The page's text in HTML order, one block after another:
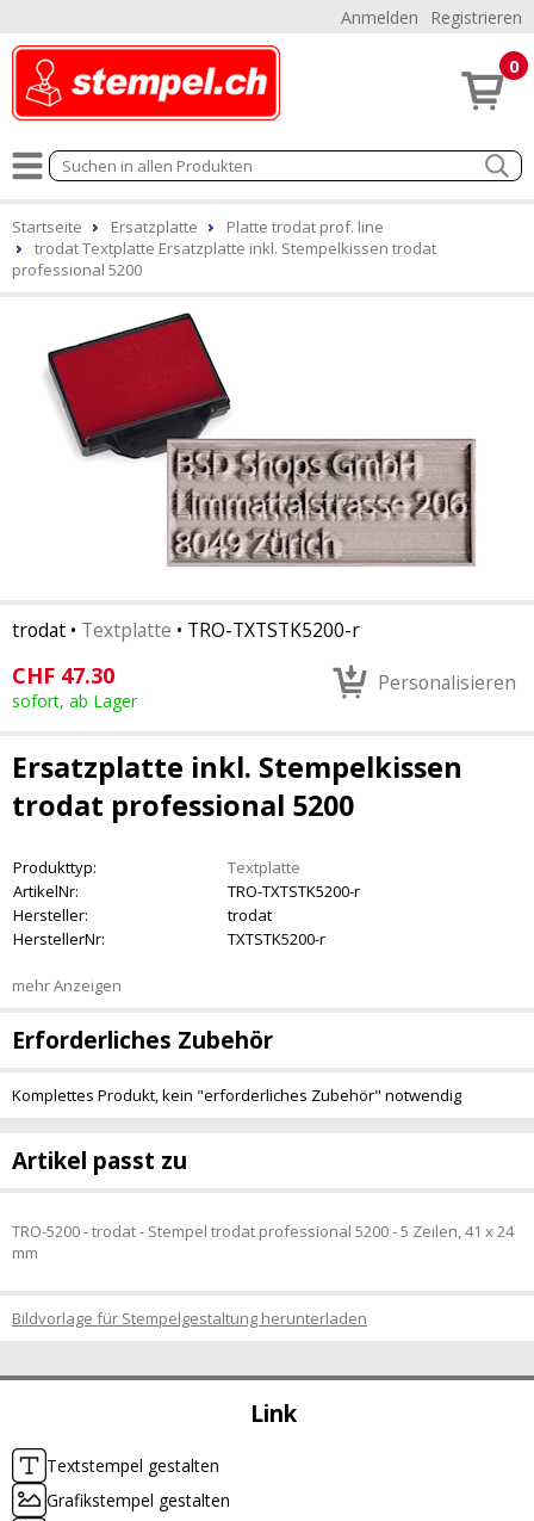
Anmelden Registrieren
0
Link
Textstempel gestalten
Grafikstempel gestalten
Startseite Ersatzplatte
Platte trodat prof. line
trodat Textplatte Ersatzplatte inkl. Stempelkissen trodat
professional 5200
trodat • Textplatte • TRO-TXTSTK5200-r
CHF 47.30
sofort, ab Lager
Personalisieren
Ersatzplatte inkl. Stempelkissen
trodat professional 5200
Produkttyp:
Textplatte
ArtikelNr:
TRO-TXTSTK5200-r
Hersteller:
trodat
HerstellerNr:
TXTSTK5200-r
mehr Anzeigen
Erforderliches Zubehör
Komplettes Produkt, kein "erforderliches Zubehör" notwendig
Artikel passt zu
TRO-5200 - trodat - Stempel trodat professional 5200 - 5 Zeilen, 41 x 24
mm
Bildvorlage für Stempelgestaltung herunterladen